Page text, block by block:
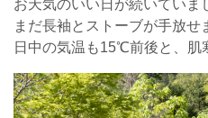
お天気のいい日が続いてい
まだ長袖とストーブが手放せ
日中の気温も15℃前後と、肌